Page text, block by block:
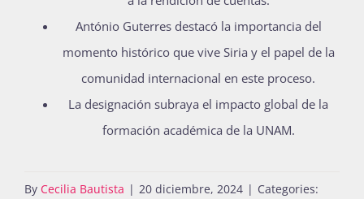
António Guterres destacó la importancia del
momento histórico que vive Siria y el papel de la
comunidad internacional en este proceso.
La designación subraya el impacto global de la
formación académica de la UNAM.
By Cecilia Bautista | 20 diciembre, 2024 | Categories: